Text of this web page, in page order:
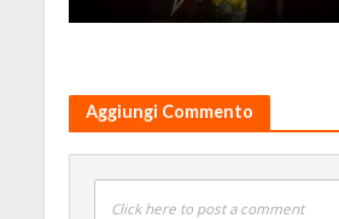
Aggiungi Commento
Click here to post a comment